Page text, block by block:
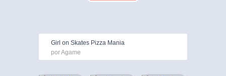
Girl on Skates Pizza Mania
por Agame